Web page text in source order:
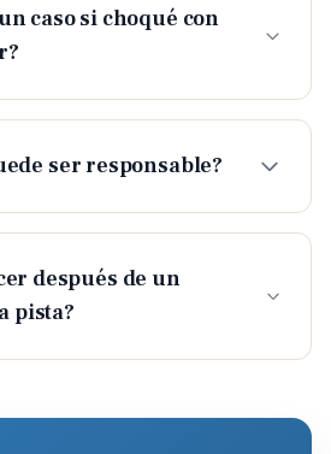
caso si choqué con
ser responsable?
después de un
pista?